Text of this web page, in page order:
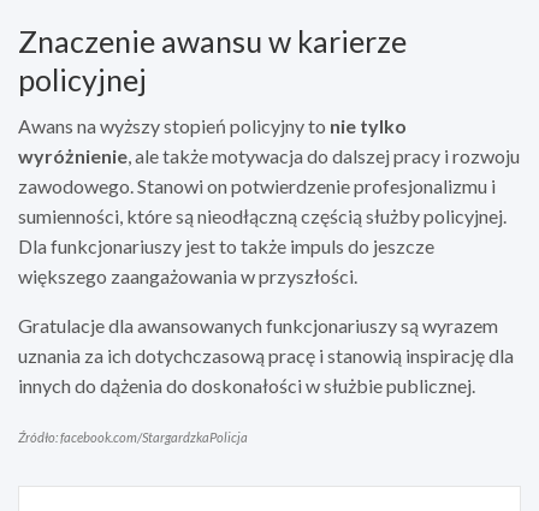
Znaczenie awansu w karierze
policyjnej
Awans na wyższy stopień policyjny to nie tylko
wyróżnienie , ale także motywacja do dalszej pracy i rozwoju
zawodowego. Stanowi on potwierdzenie profesjonalizmu i
sumienności, które są nieodłączną częścią służby policyjnej.
Dla funkcjonariuszy jest to także impuls do jeszcze
większego zaangażowania w przyszłości.
Gratulacje dla awansowanych funkcjonariuszy są wyrazem
uznania za ich dotychczasową pracę i stanowią inspirację dla
innych do dążenia do doskonałości w służbie publicznej.
Źródło: facebook.com/StargardzkaPolicja